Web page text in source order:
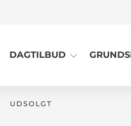
DAGTILBUD
UDSOLGT